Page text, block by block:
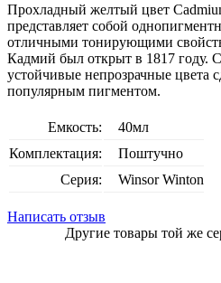
Прохладный желтый цвет
представляет собой
отличными тонирующими
Кадмий был открыт в 1817 году.
устойчивые непрозрачные цвета
популярным пигментом.
Емкость:
40мл
Комплектация:
Поштучно
Серия:
Winsor Winton
Написать отзыв
Другие товары той же